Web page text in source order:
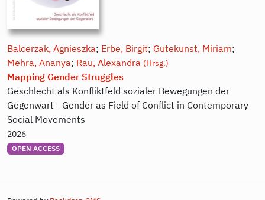
Balcerzak, Agnieszka; Erbe, Birgit; Gutekunst, Miriam;
Mehra, Ananya; Rau, Alexandra (Hrsg.)
Mapping Gender Struggles
Geschlecht als Konfliktfeld sozialer Bewegungen der
Gegenwart - Gender as Field of Conflict in Contemporary
Social Movements
2026
OPEN ACCESS